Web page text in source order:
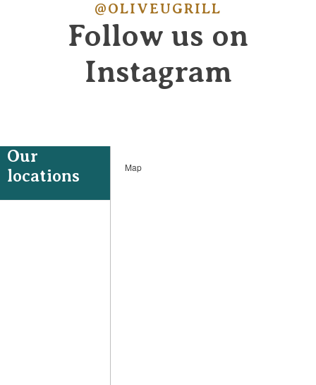
@OLIVEUGRILL
Follow us on
Instagram
Our
locations
Map